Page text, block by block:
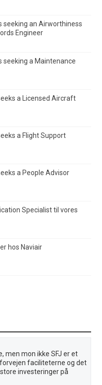
seeking an Airworthiness
Engineer
seeking a Maintenance
a Licensed Aircraft
a Flight Support
a People Advisor
Specialist til vores
hos Naviair
men mon ikke SFJ er et
faciliteterne og det
investeringer på